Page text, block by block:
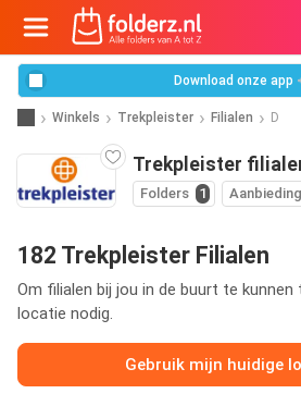
Download onze app
Winkels Trekpleister Filialen D
Trekpleister
Folders 1
182 Trekpleister Filialen
Om filialen bij jou in de buurt te kunnen
locatie nodig.
Gebruik mijn huidige